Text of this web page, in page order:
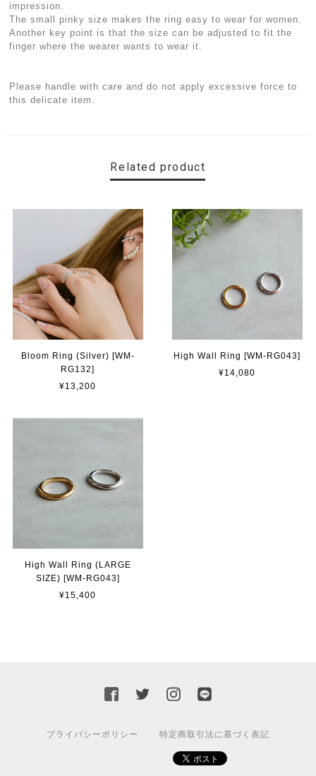
impression.
The small pinky size makes the ring easy to wear for women.
Another key point is that the size can be adjusted to fit the
finger where the wearer wants to wear it.
Please handle with care and do not apply excessive force to
this delicate item.
Related product
Bloom Ring (Silver) [WM-
RG132]
¥13,200
High Wall Ring [WM-RG043]
¥14,080
High Wall Ring (LARGE
SIZE) [WM-RG043]
¥15,400
プライバシーポリシー 特定商取引法に基づく表記